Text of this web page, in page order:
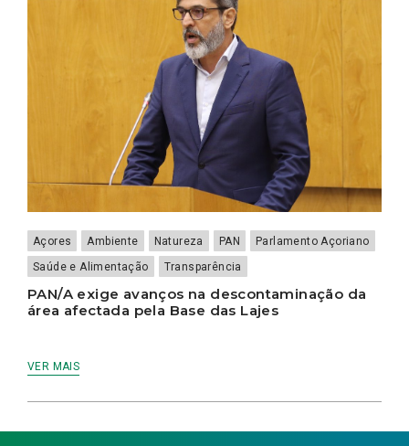
Açores Ambiente Natureza PAN
Parlamento Açoriano
Saúde e Alimentação
Transparência
PAN/A exige avanços na descontaminação da
área afectada pela Base das Lajes
VER MAIS